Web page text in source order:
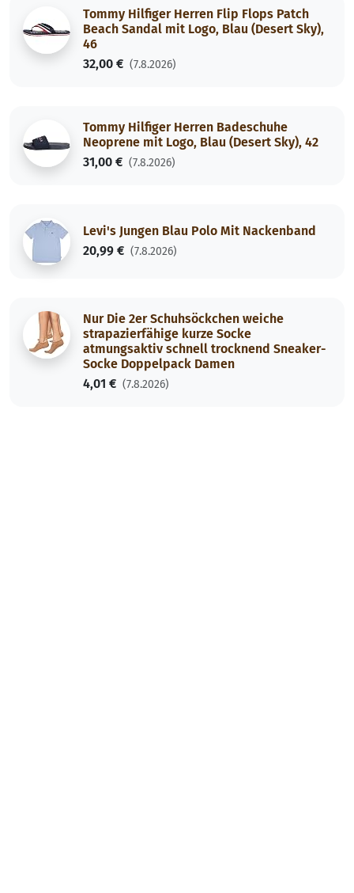
Tommy Hilfiger Herren Flip Flops Patch
Beach Sandal mit Logo, Blau (Desert Sky),
46
32,00 € (7.8.2026)
Tommy Hilfiger Herren Badeschuhe
Neoprene mit Logo, Blau (Desert Sky), 42
31,00 € (7.8.2026)
Levi's Jungen Blau Polo Mit Nackenband
20,99 € (7.8.2026)
Nur Die 2er Schuhsöckchen weiche
strapazierfähige kurze Socke
atmungsaktiv schnell trocknend Sneaker-
Socke Doppelpack Damen
4,01 € (7.8.2026)